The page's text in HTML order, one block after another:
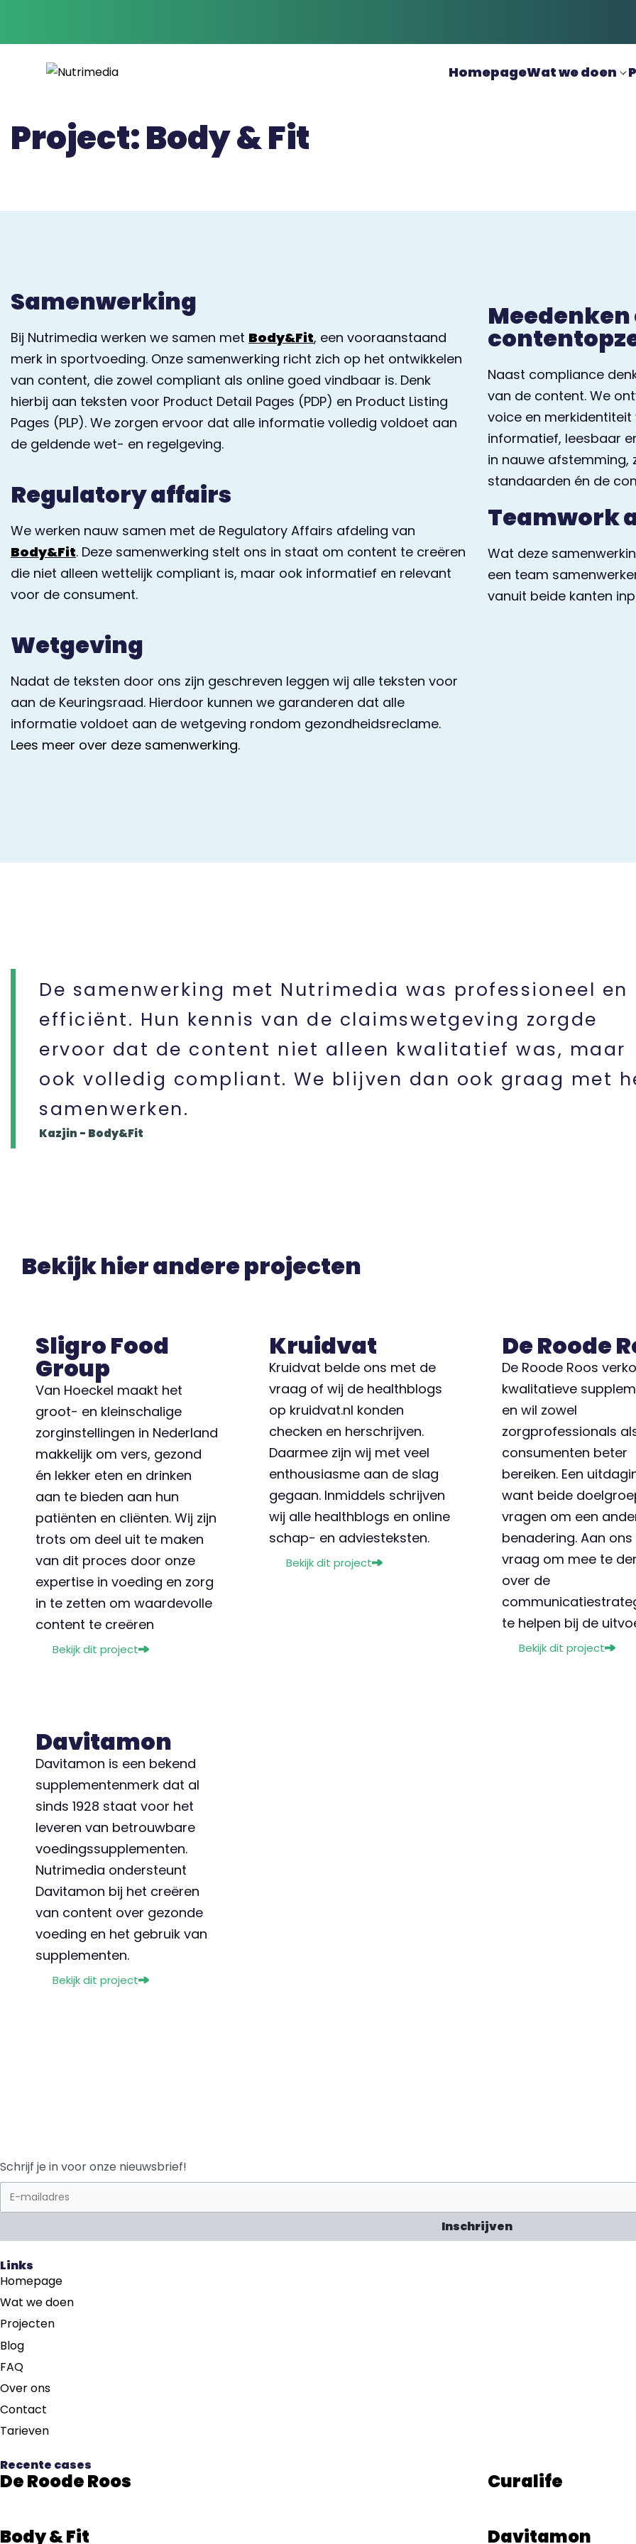
HomepageWat we doen
Project: Body & Fit
Samenwerking
Bij Nutrimedia werken we samen met Body&Fit, een vooraanstaand
merk in sportvoeding. Onze samenwerking richt zich op het ontwikkelen
van content, die zowel compliant als online goed vindbaar is. Denk
hierbij aan teksten voor Product Detail Pages (PDP) en Product Listing
Pages (PLP). We zorgen ervoor dat alle informatie volledig voldoet aan
de geldende wet- en regelgeving.
Regulatory affairs
We werken nauw samen met de Regulatory Affairs afdeling van
Body&Fit. Deze samenwerking stelt ons in staat om content te creëren
die niet alleen wettelijk compliant is, maar ook informatief en relevant
voor de consument.
Wetgeving
Nadat de teksten door ons zijn geschreven leggen wij alle teksten voor
aan de Keuringsraad. Hierdoor kunnen we garanderen dat alle
informatie voldoet aan de wetgeving rondom gezondheidsreclame.
Lees meer over deze samenwerking.
Naast compliance
van de content. We
voice en
informatief, leesbaar
in nauwe
standaarden én de
Teamwork
Wat deze
een team
vanuit beide kanten
De samenwerking met Nutrimedia was professioneel en
efficiënt. Hun kennis van de claimswetgeving zorgde
ervoor dat de content niet alleen kwalitatief was, maar
ook volledig compliant. We blijven dan ook graag met
samenwerken.
Kazjin - Body&Fit
Bekijk hier andere projecten
Sligro Food
Group
Van Hoeckel maakt het
groot- en kleinschalige
zorginstellingen in Nederland
makkelijk om vers, gezond
én lekker eten en drinken
aan te bieden aan hun
patiënten en cliënten. Wij zijn
trots om deel uit te maken
van dit proces door onze
expertise in voeding en zorg
in te zetten om waardevolle
content te creëren
Bekijk dit project
Kruidvat
Kruidvat belde ons met de
vraag of wij de healthblogs
op kruidvat.nl konden
checken en herschrijven.
Daarmee zijn wij met veel
enthousiasme aan de slag
gegaan. Inmiddels schrijven
wij alle healthblogs en online
schap- en adviesteksten.
Bekijk dit project
De Roode
De Roode Roos
kwalitatieve
en wil zowel
zorgprofessionals
consumenten beter
bereiken. Een
want beide
vragen om een
benadering. Aan
vraag om mee te
over de
te helpen bij de
Bekijk dit project
Davitamon
Davitamon is een bekend
supplementenmerk dat al
sinds 1928 staat voor het
leveren van betrouwbare
voedingssupplementen.
Nutrimedia ondersteunt
Davitamon bij het creëren
van content over gezonde
voeding en het gebruik van
supplementen.
Bekijk dit project
Schrijf je in voor onze nieuwsbrief!
Inschrijven
Links
Homepage
Wat we doen
Projecten
Blog
FAQ
Over ons
Contact
Tarieven
Recente cases
De Roode Roos Curalife
Body & Fit Davitamon